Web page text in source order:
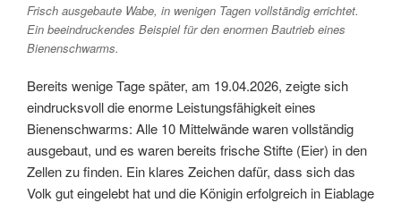
Frisch ausgebaute Wabe, in wenigen Tagen vollständig errichtet.
Ein beeindruckendes Beispiel für den enormen Bautrieb eines
Bienenschwarms.
Bereits wenige Tage später, am 19.04.2026, zeigte sich
eindrucksvoll die enorme Leistungsfähigkeit eines
Bienenschwarms: Alle 10 Mittelwände waren vollständig
ausgebaut, und es waren bereits frische Stifte (Eier) in den
Zellen zu finden. Ein klares Zeichen dafür, dass sich das
Volk gut eingelebt hat und die Königin erfolgreich in Eiablage